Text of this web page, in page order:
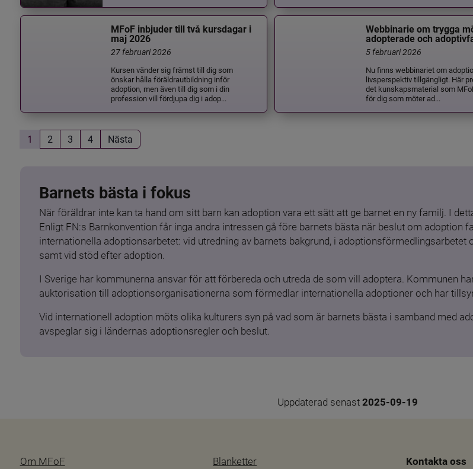
MFoF inbjuder till två kursdagar i
maj 2026
27 februari 2026
Kursen vänder sig främst till dig som
önskar hålla föräldrautbildning inför
adoption, men även till dig som i din
profession vill fördjupa dig i adop...
Webbinarie om trygga
adopterade och
5 februari 2026
Nu finns webbinariet om
livsperspektiv tillgängligt. Här
det kunskapsmaterial som
för dig som möter ad...
1 2 3 4 Nästa
Barnets bästa i fokus
När föräldrar inte kan ta hand om sitt barn kan adoption vara ett sätt att ge barnet en ny familj. I
Enligt FN:s Barnkonvention får inga andra intressen gå före barnets bästa när beslut om adoption
internationella adoptionsarbetet: vid utredning av barnets bakgrund, i
samt vid stöd efter adoption.
I Sverige har kommunerna ansvar för att förbereda och utreda de som vill adoptera. Kommunen
auktorisation till adoptionsorganisationerna som förmedlar internationella adoptioner och har
Vid internationell adoption möts olika kulturers syn på vad som är barnets bästa i samband med
avspeglar sig i ländernas adoptionsregler och beslut.
Uppdaterad senast 2025-09-19
Om MFoF Blanketter Kontakta oss